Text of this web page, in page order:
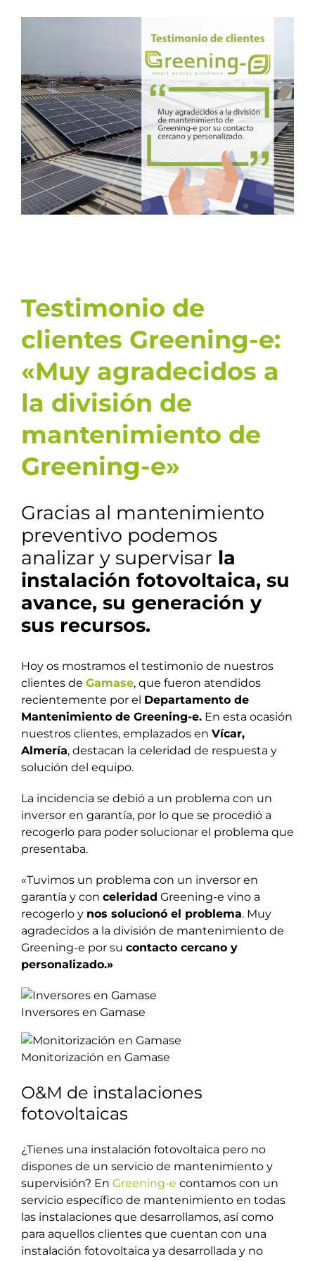
grande
Testimonio de
clientes Greening-e:
«Muy agradecidos a
la división de
mantenimiento de
Greening-e»
Gracias al mantenimiento
preventivo podemos
analizar y supervisar la
instalación fotovoltaica, su
avance, su generación y
sus recursos.
Hoy os mostramos el testimonio de nuestros
clientes de Gamase, que fueron atendidos
recientemente por el Departamento de
Mantenimiento de Greening-e. En esta ocasión
nuestros clientes, emplazados en Vícar,
Almería, destacan la celeridad de respuesta y
solución del equipo.
La incidencia se debió a un problema con un
inversor en garantía, por lo que se procedió a
recogerlo para poder solucionar el problema que
presentaba.
«Tuvimos un problema con un inversor en
garantía y con celeridad Greening-e vino a
recogerlo y nos solucionó el problema. Muy
agradecidos a la división de mantenimiento de
Greening-e por su contacto cercano y
personalizado.»
Inversores en Gamase
Monitorización en Gamase
O&M de instalaciones
fotovoltaicas
¿Tienes una instalación fotovoltaica pero no
dispones de un servicio de mantenimiento y
supervisión? En Greening-e contamos con un
servicio específico de mantenimiento en todas
las instalaciones que desarrollamos, así como
para aquellos clientes que cuentan con una
instalación fotovoltaica ya desarrollada y no